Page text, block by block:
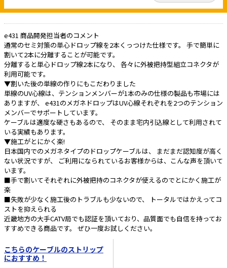
e431 商品開発担当者のコメント
通常のセミ対策の単心ドロップ線を2本くっつけた仕様です。 手で簡単に
割いて2本に分離することが可能です。
分離すると単心ドロップ線2本になり、 各々に外被把持型組立コネクタが
利用可能です。
▼割いた後の単線の作りにもこだわりました
単線のUV心線は、テンションメンバーが1本のみの仕様の製品も市場には
ありますが、 e431のメガネドロップはUV心線それぞれを2つのテンション
メンバーでサポートしています。
ケーブルは適度な硬さもあるので、 そのまま宅内引込線として利用されて
いる実績もあります。
▼施工がとにかく楽!
日本国内でのメガネタイプのドロップケーブルは、 まだまだ認知度が高く
ない状況ですが、 ご利用になられているお客様からは、こんな声を頂いて
います。
■手で割いてそれぞれに外被把持のコネクタが使えるのでとにかく施工が
楽
■失敗が少なく施工後のトラブルも少ないので、 トータルではかえってコ
ストを抑えられる
近畿地方の大手CATV局でも認証を頂いており、品質面でも自信を持ってお
すすめできる商品です。 ぜひ一度お試しください。
こちらのケーブルのストリップ
におすすめ！